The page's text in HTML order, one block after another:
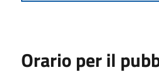
Orario per il